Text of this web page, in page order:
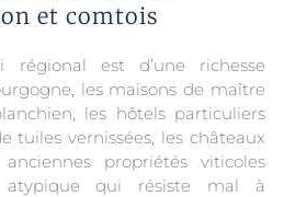
et comtois
régional est d’une richesse
les maisons de maître
les hôtels particuliers
tuiles vernissées, les châteaux
propriétés viticoles
qui résiste mal à